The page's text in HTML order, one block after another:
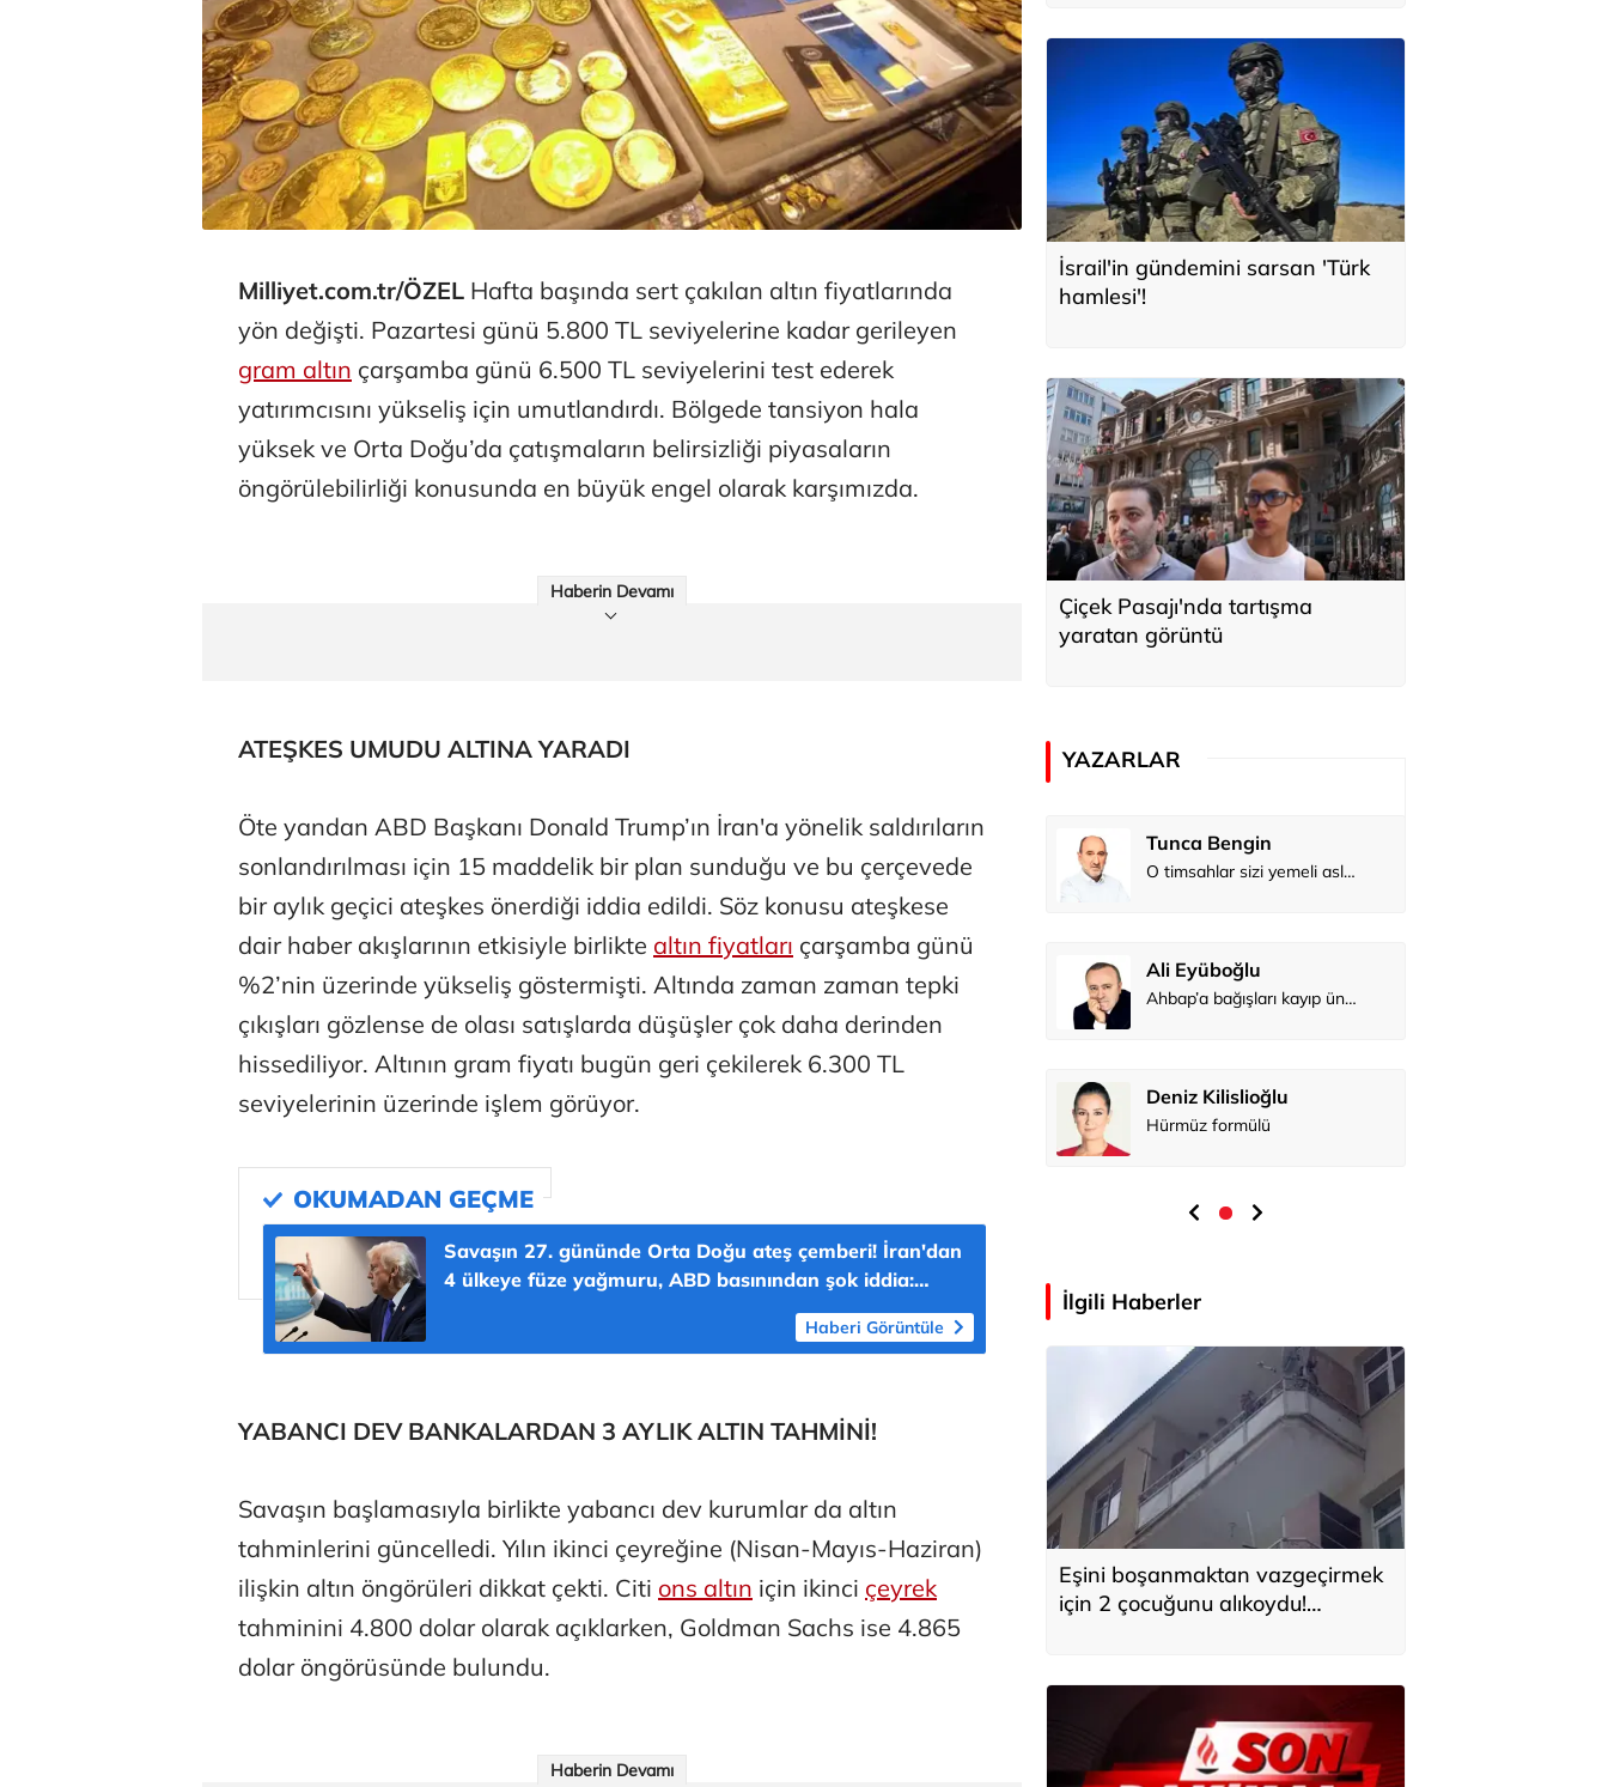
Milliyet.com.tr/ÖZEL Hafta başında sert çakılan altın fiyatlarında
yön değişti. Pazartesi günü 5.800 TL seviyelerine kadar gerileyen
gram altın çarşamba günü 6.500 TL seviyelerini test ederek
yatırımcısını yükseliş için umutlandırdı. Bölgede tansiyon hala
yüksek ve Orta Doğu’da çatışmaların belirsizliği piyasaların
öngörülebilirliği konusunda en büyük engel olarak karşımızda.
Haberin Devamı
ATEŞKES UMUDU ALTINA YARADI
Öte yandan ABD Başkanı Donald Trump’ın İran'a yönelik saldırıların
sonlandırılması için 15 maddelik bir plan sunduğu ve bu çerçevede
bir aylık geçici ateşkes önerdiği iddia edildi. Söz konusu ateşkese
dair haber akışlarının etkisiyle birlikte altın fiyatları çarşamba günü
%2’nin üzerinde yükseliş göstermişti. Altında zaman zaman tepki
çıkışları gözlense de olası satışlarda düşüşler çok daha derinden
hissediliyor. Altının gram fiyatı bugün geri çekilerek 6.300 TL
seviyelerinin üzerinde işlem görüyor.
Savaşın 27. gününde Orta Doğu ateş çemberi! İran'dan
4 ülkeye füze yağmuru, ABD basınından şok iddia:
Haberi Görüntüle
YABANCI DEV BANKALARDAN 3 AYLIK ALTIN TAHMİNİ!
Savaşın başlamasıyla birlikte yabancı dev kurumlar da altın
tahminlerini güncelledi. Yılın ikinci çeyreğine (Nisan-Mayıs-Haziran)
ilişkin altın öngörüleri dikkat çekti. Citi ons altın için ikinci çeyrek
tahminini 4.800 dolar olarak açıklarken, Goldman Sachs ise 4.865
dolar öngörüsünde bulundu.
Haberin Devamı
İsrail'in gündemini sarsan 'Türk
hamlesi'!
Çiçek Pasajı'nda tartışma
yaratan görüntü
YAZARLAR
Tunca Bengin
O timsahlar sizi yemeli aslında!...
Ahbap’a bağışları kayıp ünlüler var
Deniz Kilislioğlu
Tunca Bengin Tunca Bengin
O timsahlar sizi yemeli aslında!...
Ali Eyüboğlu
Ahbap’a bağışları kayıp ünlüler var
Deniz Kilislioğlu
Hürmüz formülü
İlgili Haberler
Eşini boşanmaktan vazgeçirmek
için 2 çocuğunu alıkoydu!